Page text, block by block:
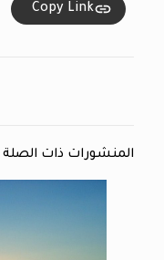
Copy Link
المنشورات ذات الصلة